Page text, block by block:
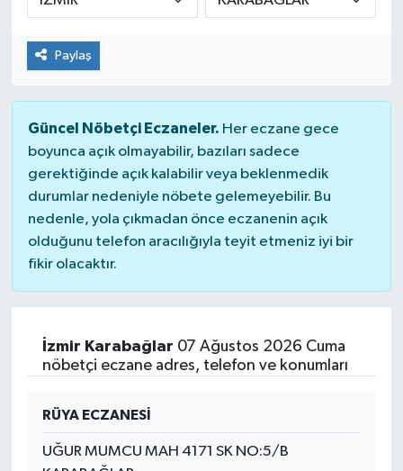
Paylaş
Güncel Nöbetçi Eczaneler. Her eczane gece
boyunca açık olmayabilir, bazıları sadece
gerektiğinde açık kalabilir veya beklenmedik
durumlar nedeniyle nöbete gelemeyebilir. Bu
nedenle, yola çıkmadan önce eczanenin açık
olduğunu telefon aracılığıyla teyit etmeniz iyi bir
fikir olacaktır.
İzmir Karabağlar 07 Ağustos 2026 Cuma
nöbetçi eczane adres, telefon ve konumları
RÜYA ECZANESİ
UĞUR MUMCU MAH 4171 SK NO:5/B